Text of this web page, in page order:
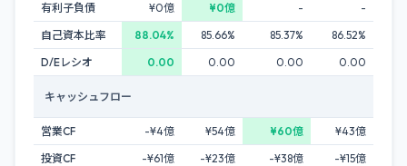
有利子負債
¥0億 ¥0億 -
-
自己資本比率
88.04% 85.66% 85.37%
86.52%
D/Eレシオ
0.00 0.00 0.00 0.00
キャッシュフロー
営業CF -¥4億 ¥54億 ¥60億
¥43億
投資CF
-¥61億 -¥23億 -¥38億
-¥15億